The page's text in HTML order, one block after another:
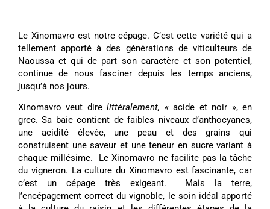
Le Xinomavro est notre cépage. C’est cette variété qui a
tellement apporté à des générations de viticulteurs de
Naoussa et qui de part son caractère et son potentiel,
continue de nous fasciner depuis les temps anciens,
jusqu’à nos jours.
Xinomavro veut dire littéralement, « acide et noir », en
grec. Sa baie contient de faibles niveaux d’anthocyanes,
une acidité élevée, une peau et des grains qui
construisent une saveur et une teneur en sucre variant à
chaque millésime. Le Xinomavro ne facilite pas la tâche
du vigneron. La culture du Xinomavro est fascinante, car
c’est un cépage très exigeant. Mais la terre,
l’encépagement correct du vignoble, le soin idéal apporté